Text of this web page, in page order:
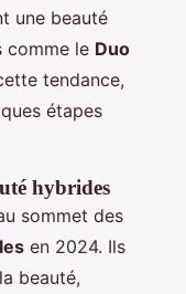
une beauté
comme le Duo
tendance,
étapes
hybrides
sommet des
en 2024. Ils
beauté,